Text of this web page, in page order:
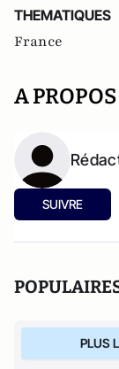
THEMATIQUES
France
A
SUIVRE
PLUS